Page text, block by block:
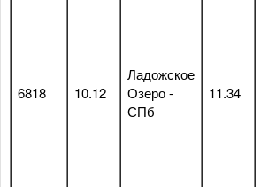
6818 10.12
Ладожское
Озеро -
СПб
11.34